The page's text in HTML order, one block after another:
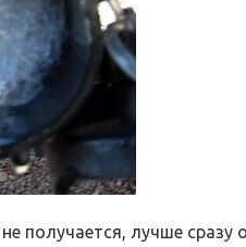
получается, лучше